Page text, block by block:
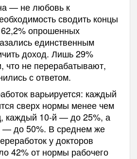
— не любовь к
сводить концы
опрошенных
единственным
доход. Лишь 29%
что не перерабатывают,
с ответом.
варьируется: каждый
сверх нормы менее чем
каждый 10-й — до 25%, а
— до 50%. В среднем же
у докторов
42% от нормы рабочего